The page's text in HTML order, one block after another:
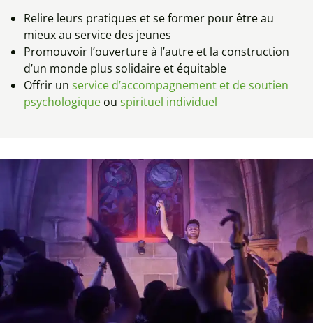
Relire leurs pratiques et se former pour être au
mieux au service des jeunes
Promouvoir l’ouverture à l’autre et la construction
d’un monde plus solidaire et équitable
Offrir un service d’accompagnement et de soutien
psychologique ou spirituel individuel